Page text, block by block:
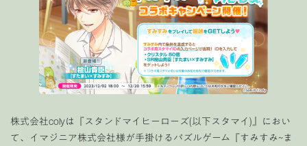
株式会社colyは『スタンドマイヒーローズ(以下スタマイ)』におい
て、イマジニア株式会社様が手掛けるパズルゲーム『すみすみ~ま